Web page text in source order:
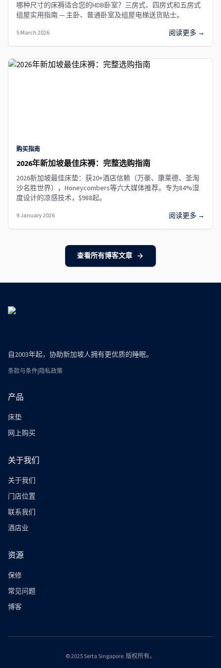
哪种尺寸的床褥适合您的HDB卧室？三房式、四房式和五房式
组屋实用指南 — 主卧、普通卧室及组屋电梯送货贴士。
5 March 2026 阅读更多 →
购买指南
2026年新加坡最佳床褥：完整选购指南
2026新加坡最佳床垫：获20+酒店信赖（万豪、康莱德、圣淘
沙名胜世界），Honeycombers等六大媒体推荐。专为84%湿
度设计的凉感技术，$988起。
9 January 2026 阅读更多 →
查看所有博客文章
自2003年起，协助新加坡人拥有更优质的睡眠。
条款与条件|隐私政策
产品
床垫
网上购买
关于我们
关于我们
门店位置
联系我们
酒店业
资源
保修
常见问题
博客
© 2025 Serta Singapore. 版权所有。